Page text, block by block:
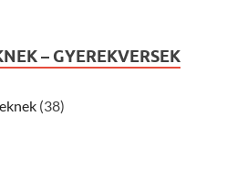
– GYEREKVERSEK
(38)